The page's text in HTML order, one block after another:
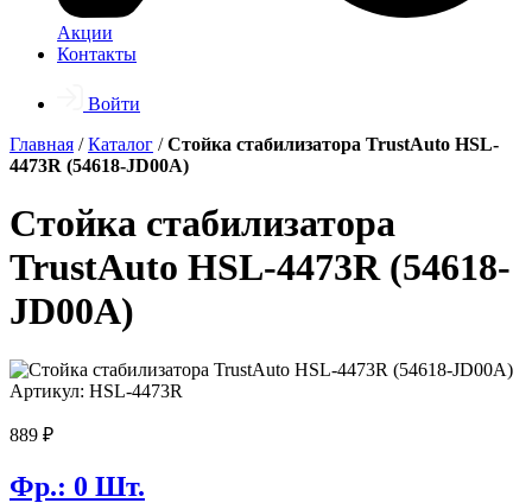
Акции
Контакты
Войти
Главная /Каталог /Стойка стабилизатора TrustAuto HSL-
4473R (54618-JD00A)
Стойка стабилизатора
TrustAuto HSL-4473R (54618-
JD00A)
Артикул: HSL-4473R
889 ₽
Фр.: 0 Шт.